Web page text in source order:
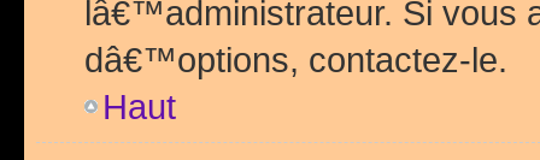
lâ€™administrateur. Si vous
dâ€™options, contactez-le.
Haut